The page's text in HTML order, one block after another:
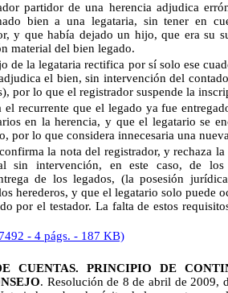
de una herencia adjudica
bien a una legataria, sin tener en
y que había dejado un hijo, que era su
material del bien legado.
legataria rectifica por sí solo ese
el bien, sin intervención del
por lo que el registrador suspende la
que el legado ya fue entregado
en la herencia, y que el legatario se
por lo que considera innecesaria una
la nota del registrador, y rechaza la
sin intervención, en este caso, de los
de los legados, (la posesión
herederos, y que el legatario solo puede
por el testador. La falta de estos
- 4 págs. - 187 KB)
CUENTAS. PRINCIPIO DE
. Resolución de 8 de abril de 2009,